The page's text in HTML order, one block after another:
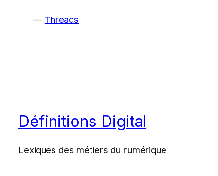
Threads
Définitions Digital
Lexiques des métiers du numérique